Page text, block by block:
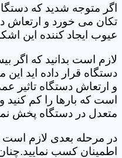
اگر متوجه شدید که
تکان می خورد و ارتعاش
عیوب ایجاد کننده این
لازم است بدانید که اگر
دستگاه قرار داده اید
و ارتعاش دستگاه تاثیر
است که بارها را کم کنید
متعدل در دستگاه پخش
در مرحله بعدی لازم است
اطمینان کسب